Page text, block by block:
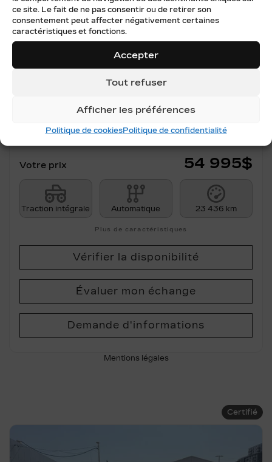
ce site. Le fait de ne pas consentir ou de retirer son
consentement peut affecter négativement certaines
caractéristiques et fonctions.
Accepter
Tout refuser
Afficher les préférences
Politique de cookiesPolitique de confidentialité
Précédent
CADILLAC LYRIQ 2024
XP5779
– SPORT AWD FINANCEMENT À
Votre prix 54 995$
Traction intégrale Automatique 23 436 km
Plus de caractéristiques
Vérifier la disponibilité
Évaluer mon échange
Demande d'informations
Mentions légales
Certifié